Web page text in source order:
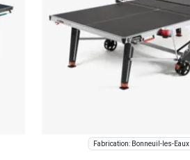
Fabrication: Bonneuil-les-Eaux